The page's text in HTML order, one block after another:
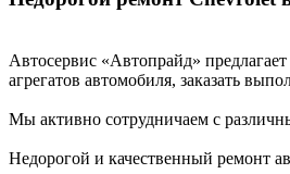
Автосервис «Автопрайд»
агрегатов автомобиля, заказать
Мы активно сотрудничаем с
Недорогой и качественный ремонт